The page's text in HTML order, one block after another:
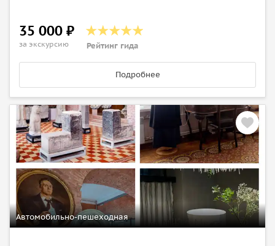
35 000 ₽
за экскурсию Рейтинг гида
Подробнее
Автомобильно-пешеходная